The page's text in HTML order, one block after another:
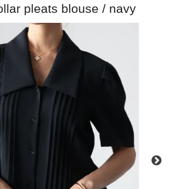
pleats blouse / navy